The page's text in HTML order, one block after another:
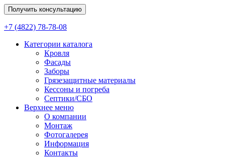
Получить консультацию
+7 (4822) 78-78-08
Категории каталога
Кровля
Фасады
Заборы
Грязезащитные материалы
Кессоны и погреба
Септики/СБО
Верхнее меню
О компании
Монтаж
Фотогалерея
Информация
Контакты